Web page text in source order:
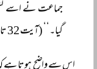
جماعت نے اسے
گیا۔‘‘ (آیت 32 تا 35)